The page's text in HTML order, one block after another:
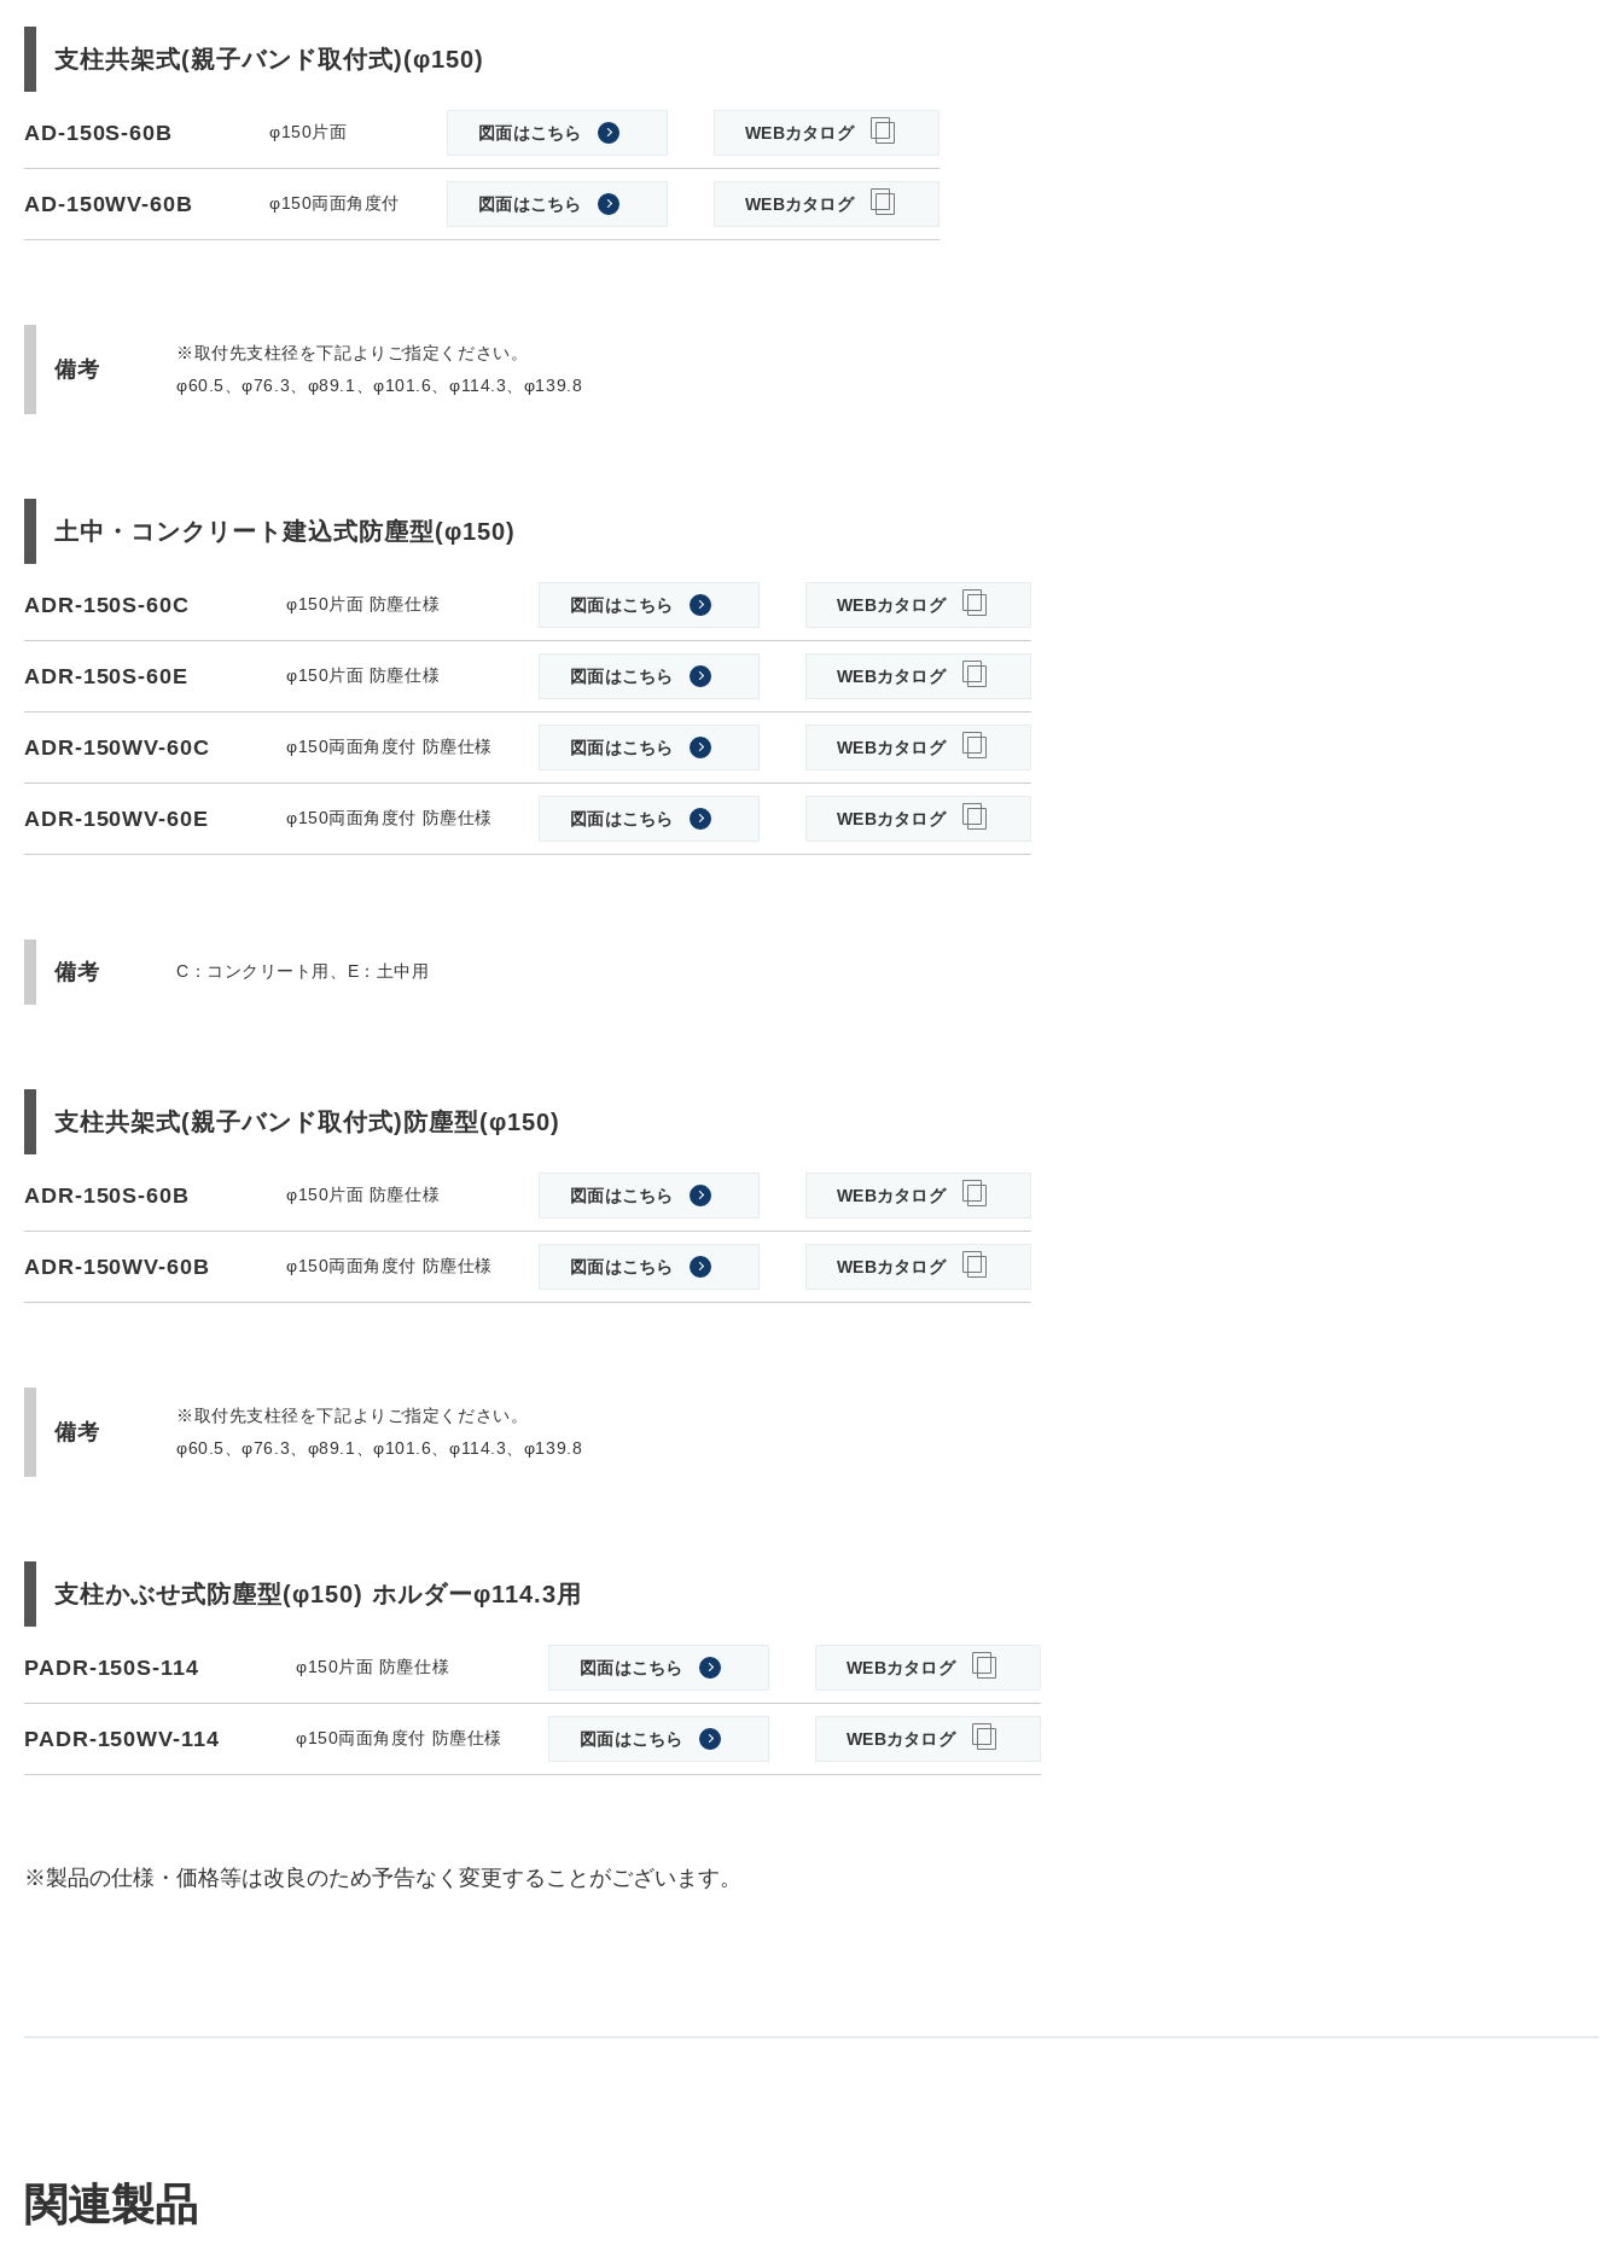
支柱共架式(親子バンド取付式)(φ150)
AD-150S-60B φ150片面 図面はこちら WEBカタログ
AD-150WV-60B φ150両面角度付 図面はこちら WEBカタログ
備考
※取付先支柱径を下記よりご指定ください。
φ60.5、φ76.3、φ89.1、φ101.6、φ114.3、φ139.8
土中・コンクリート建込式防塵型(φ150)
ADR-150S-60C φ150片面 防塵仕様 図面はこちら WEBカタログ
ADR-150S-60E φ150片面 防塵仕様 図面はこちら WEBカタログ
ADR-150WV-60C φ150両面角度付 防塵仕様 図面はこちら WEBカタログ
ADR-150WV-60E φ150両面角度付 防塵仕様 図面はこちら WEBカタログ
備考 C：コンクリート用、E：土中用
支柱共架式(親子バンド取付式)防塵型(φ150)
ADR-150S-60B φ150片面 防塵仕様 図面はこちら WEBカタログ
ADR-150WV-60B φ150両面角度付 防塵仕様 図面はこちら WEBカタログ
備考
※取付先支柱径を下記よりご指定ください。
φ60.5、φ76.3、φ89.1、φ101.6、φ114.3、φ139.8
支柱かぶせ式防塵型(φ150) ホルダーφ114.3用
PADR-150S-114 φ150片面 防塵仕様 図面はこちら WEBカタログ
PADR-150WV-114 φ150両面角度付 防塵仕様 図面はこちら WEBカタログ
※製品の仕様・価格等は改良のため予告なく変更することがございます。
関連製品